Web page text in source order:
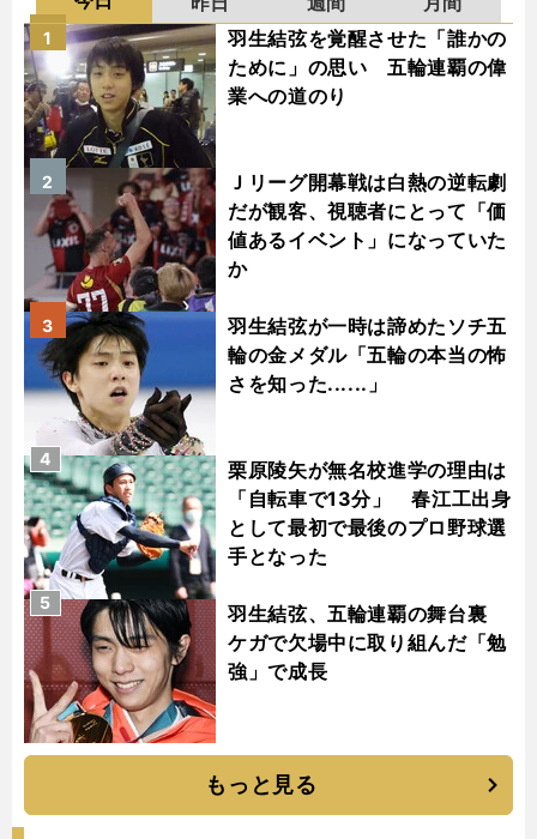
羽生結弦を覚醒させた「誰かの
ために」の思い 五輪連覇の偉
業への道のり
1
Ｊリーグ開幕戦は白熱の逆転劇
だが観客、視聴者にとって「価
値あるイベント」になっていた
か
2
羽生結弦が一時は諦めたソチ五
輪の金メダル「五輪の本当の怖
さを知った......」
3
栗原陵矢が無名校進学の理由は
「自転車で13分」 春江工出身
として最初で最後のプロ野球選
手となった
4
羽生結弦、五輪連覇の舞台裏
ケガで欠場中に取り組んだ「勉
強」で成長
5
もっと見る